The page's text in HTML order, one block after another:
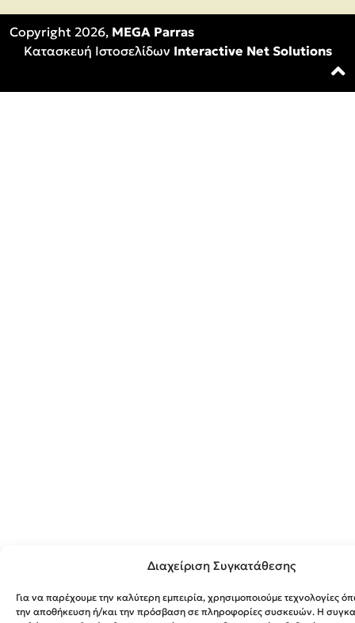
Διαχείριση Συγκατάθεσης
Για να παρέχουμε την καλύτερη εμπειρία, χρησιμοποιούμε τεχνολογίες
την αποθήκευση ή/και την πρόσβαση σε πληροφορίες συσκευών. Η
Copyright 2026, MEGA Parras
Κατασκευή Ιστοσελίδων Interactive Net Solutions